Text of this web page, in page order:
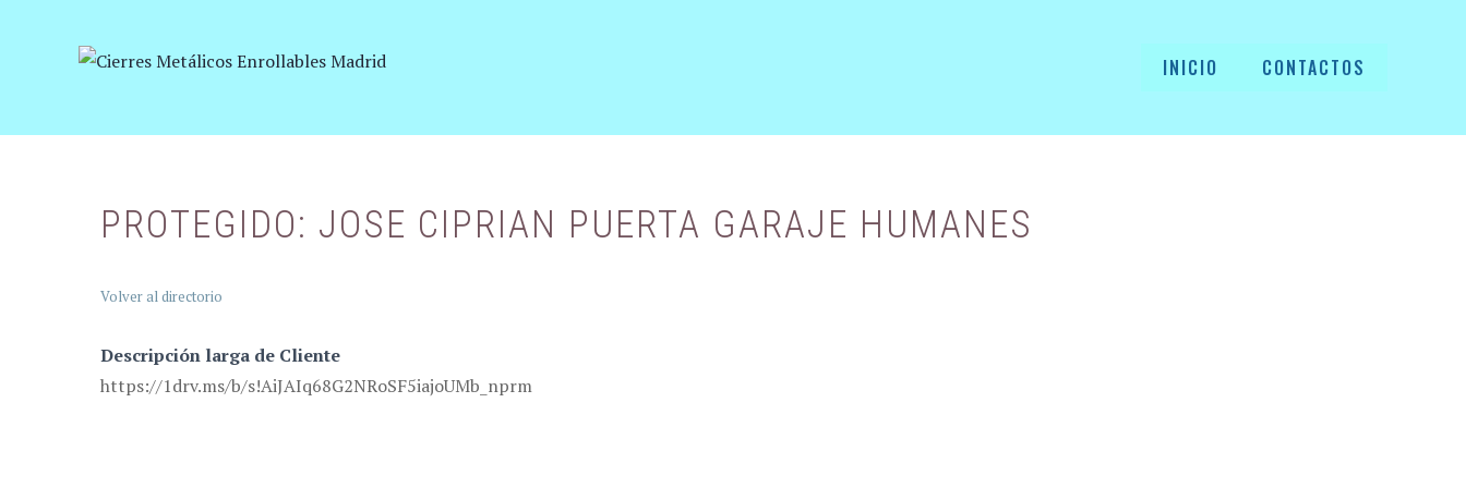
INICIO CONTACTOS
PROTEGIDO: JOSE CIPRIAN PUERTA GARAJE HUMANES
Volver al directorio
Descripción larga de Cliente
https://1drv.ms/b/s!AiJAIq68G2NRoSF5iajoUMb_nprm